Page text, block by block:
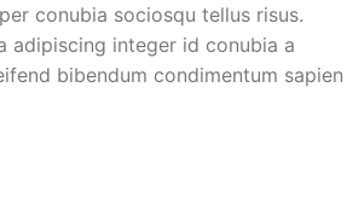
conubia sociosqu tellus risus.
adipiscing integer id conubia a
bibendum condimentum sapien